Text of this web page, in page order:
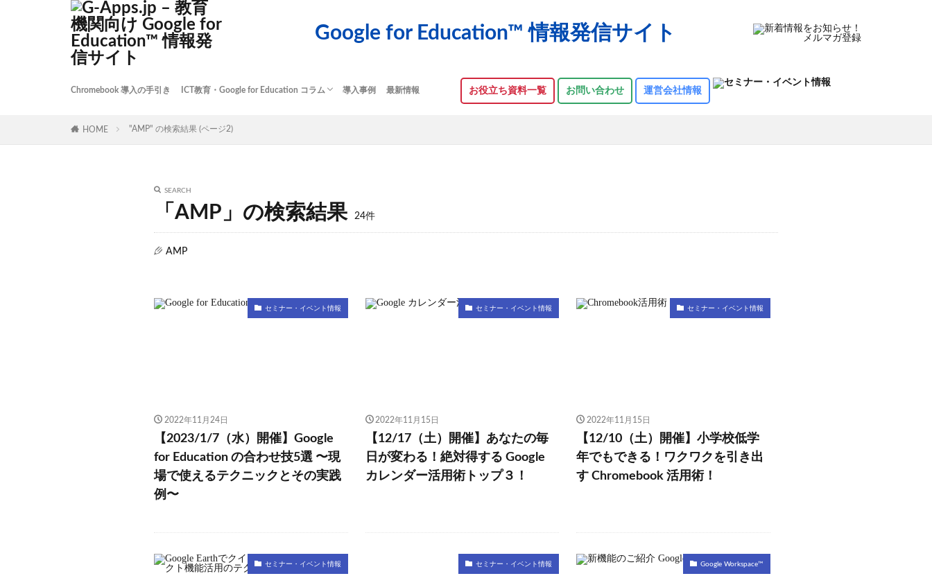
Google for Education™ 情報発信サイト
Chromebook 導入の手引き ICT教育・Google for Education コラム 導入事例 最新情報 お役立ち資料⼀覧 お問い合わせ 運営会社情報
HOME "AMP" の検索結果 (ページ2)
SEARCH
「AMP」の検索結果 24件
AMP
セミナー・イベント情報
2022年11月24日
【2023/1/7（水）開催】Google
for Education の合わせ技5選 〜現
場で使えるテクニックとその実践
例〜
セミナー・イベント情報
2022年11月15日
【12/17（土）開催】あなたの毎
日が変わる！絶対得する Google
カレンダー活用術トップ３！
セミナー・イベント情報
2022年11月15日
【12/10（土）開催】小学校低学
年でもできる！ワクワクを引き出
す Chromebook 活用術！
セミナー・イベント情報 セミナー・イベント情報 Google Workspace™